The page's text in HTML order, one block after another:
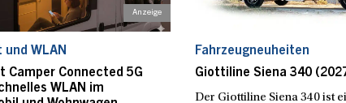
und WLAN
Camper Connected 5G
WLAN im
Fahrzeugneuheiten
Giottiline Siena 340
Der Giottiline Siena 340 ist